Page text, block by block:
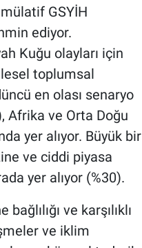
GSYİH
ediyor.
Kuğu olayları için
toplumsal
en olası senaryo
Afrika ve Orta Doğu
yer alıyor. Büyük bir
ve ciddi piyasa
yer alıyor (%30).
ve karşılıklı
ve iklim